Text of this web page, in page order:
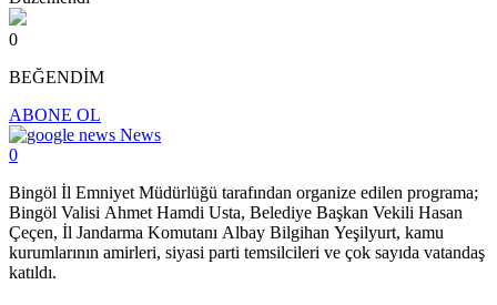
0
BEĞENDİM
ABONE OL
News
0
Bingöl İl Emniyet Müdürlüğü tarafından organize edilen programa;
Bingöl Valisi Ahmet Hamdi Usta, Belediye Başkan Vekili Hasan
Çeçen, İl Jandarma Komutanı Albay Bilgihan Yeşilyurt, kamu
kurumlarının amirleri, siyasi parti temsilcileri ve çok sayıda vatandaş
katıldı.